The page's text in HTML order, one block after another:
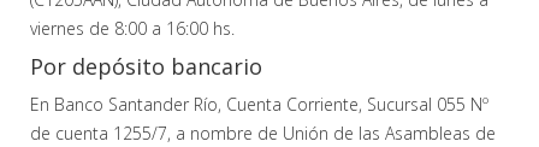
viernes de 8:00 a 16:00 hs.
Por depósito bancario
En Banco Santander Río, Cuenta Corriente, Sucursal 055 Nº
de cuenta 1255/7, a nombre de Unión de las Asambleas de